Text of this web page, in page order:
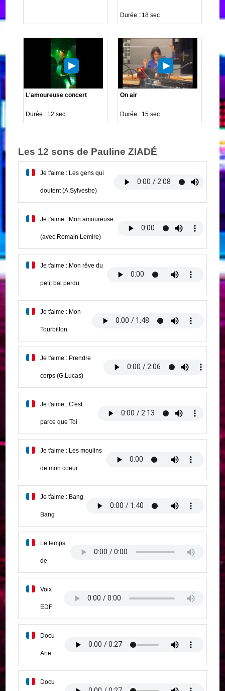
Durée : 18 sec
L'amoureuse concert
Durée : 12 sec
On air
Durée : 15 sec
Les 12 sons de Pauline ZIADÉ
Je t'aime : Les gens qui
doutent (A.Sylvestre)
Je t'aime : Mon amoureuse
(avec Romain Lemire)
Je t'aime : Mon rêve du
petit bal perdu
Je t'aime : Mon
Tourbillon
Je t'aime : Prendre
corps (G.Lucas)
Je t'aime : C'est
parce que Toi
Je t'aime : Les moulins
de mon coeur
Je t'aime : Bang
Bang
Le temps
de
Voix
EDF
Docu
Arte
Docu